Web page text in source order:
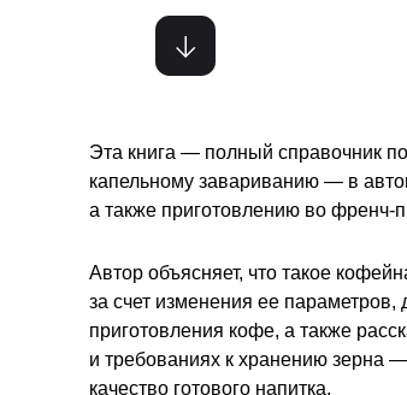
Эта книга — полный справочник
капельному завариванию — в
а также приготовлению во френч-
Автор объясняет, что такое
за счет изменения ее
приготовления кофе, а также
и требованиях к хранению зерна
качество готового напитка.